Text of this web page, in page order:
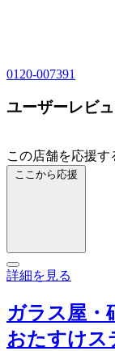
0120-007391
ユーザーレビ
この店舗を応援す
ここから応援
詳細を見る
ガラス屋・
おたすけス